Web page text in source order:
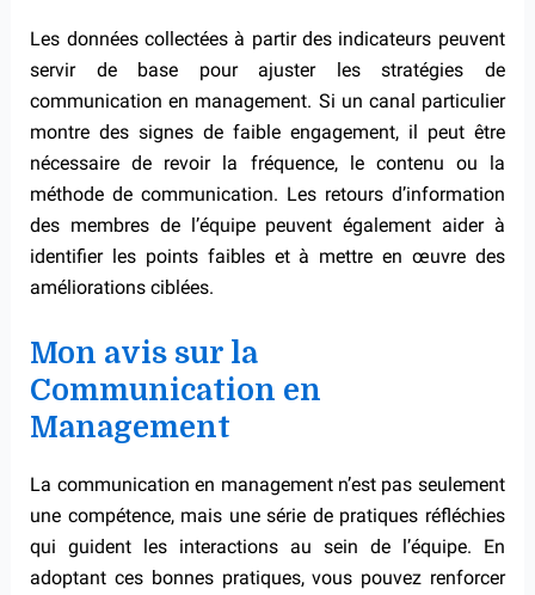
Les données collectées à partir des indicateurs peuvent
servir de base pour ajuster les stratégies de
communication en management. Si un canal particulier
montre des signes de faible engagement, il peut être
nécessaire de revoir la fréquence, le contenu ou la
méthode de communication. Les retours d’information
des membres de l’équipe peuvent également aider à
identifier les points faibles et à mettre en œuvre des
améliorations ciblées.
Mon avis sur la
Communication en
Management
La communication en management n’est pas seulement
une compétence, mais une série de pratiques réfléchies
qui guident les interactions au sein de l’équipe. En
adoptant ces bonnes pratiques, vous pouvez renforcer